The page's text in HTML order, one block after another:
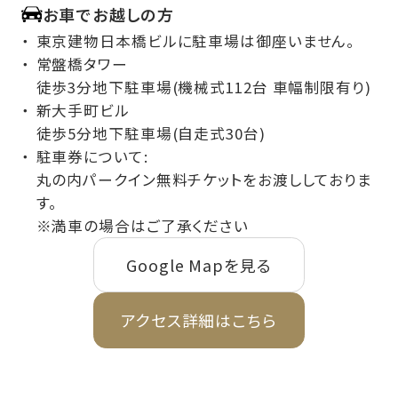
お車でお越しの方
東京建物日本橋ビルに駐車場は御座いません。
常盤橋タワー
徒歩3分地下駐車場(機械式112台 車幅制限有り)
新大手町ビル
徒歩5分地下駐車場(自走式30台)
駐車券について:
丸の内パークイン無料チケットをお渡ししておりま
す。
※満車の場合はご了承ください
Google Mapを見る
アクセス詳細はこちら